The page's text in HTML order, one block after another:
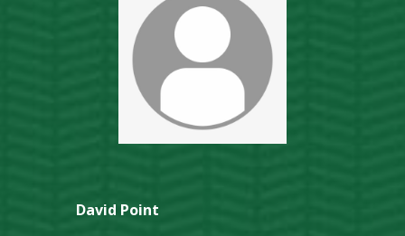
David Point